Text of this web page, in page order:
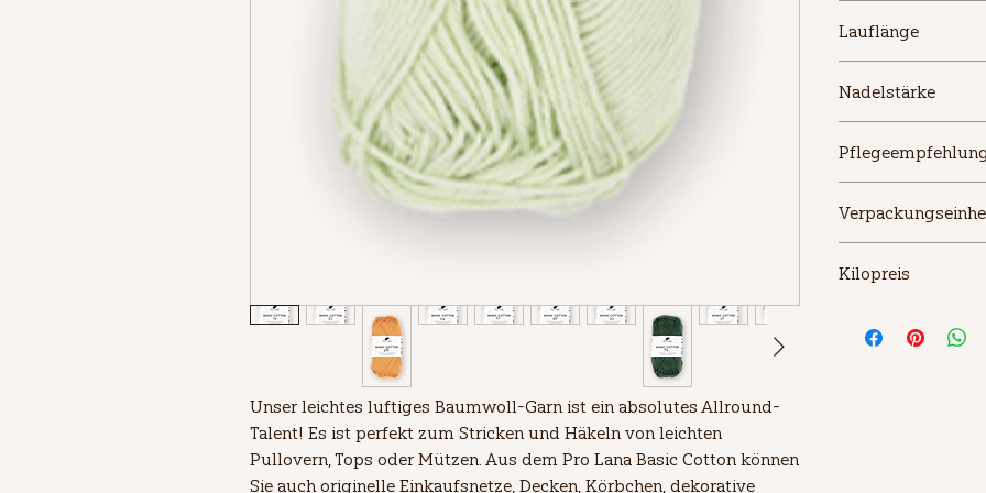
Unser leichtes luftiges Baumwoll-Garn ist ein absolutes Allround-
Talent! Es ist perfekt zum Stricken und Häkeln von leichten
Pullovern, Tops oder Mützen. Aus dem Pro Lana Basic Cotton können
Sie auch originelle Einkaufsnetze, Decken, Körbchen, dekorative
soon…)
Lauflänge
Nadelstärke
Kilopreis